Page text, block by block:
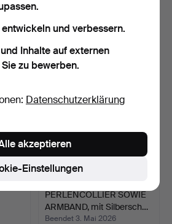
13 Gebote
PERLENCOLLIER SOWIE
ARMBAND, mit Silbersch…
Beendet 3. Mai 2026
und verbessern.
Inhalte auf externen
zu bewerben.
Datenschutzerklärung
Einstellungen
akzeptieren